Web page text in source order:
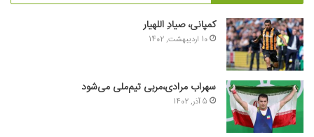
کمپانی، صیادِ اللهیار
10 اردیبهشت, 1402
سهراب مرادی،مربی تیم‌ملی می‌شود
5 آذر, 1402